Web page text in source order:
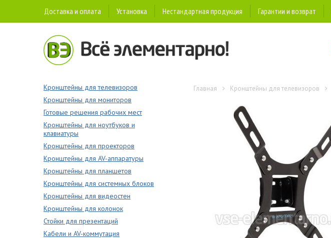
Доставка и оплата Установка Нестандартная продукция Гарантии и возврат
Кронштейны для телевизоров
Кронштейны для мониторов
Готовые решения рабочих мест
Кронштейны для ноутбуков и
клавиатуры
Кронштейны для проекторов
Кронштейны для AV-аппаратуры
Кронштейны для планшетов
Кронштейны для системных блоков
Кронштейны для видеостен
Кронштейны для колонок
Стойки для презентаций
Кабели и AV-коммутация
Главная Кронштейны для телевизоров